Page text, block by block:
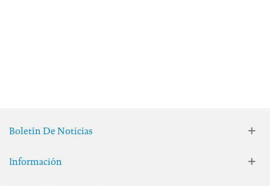
Boletín De Noticias
Información